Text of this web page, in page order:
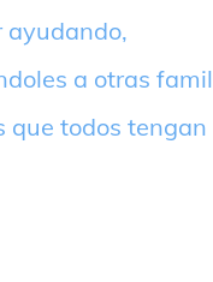
ayudando,
a otras
que todos